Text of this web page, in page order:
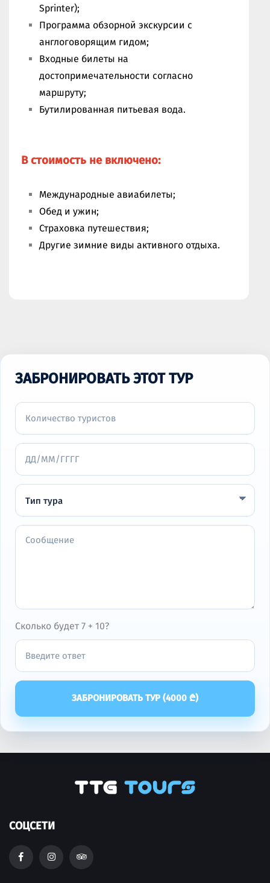
Sprinter);
Программа обзорной экскурсии с
англоговорящим гидом;
Входные билеты на
достопримечательности согласно
маршруту;
Бутилированная питьевая вода.
В стоимость не включено:
Международные авиабилеты;
Обед и ужин;
Страховка путешествия;
Другие зимние виды активного отдыха.
ЗАБРОНИРОВАТЬ ЭТОТ ТУР
Сколько будет 7 + 10?
ЗАБРОНИРОВАТЬ ТУР (4000 ₾)
СОЦСЕТИ